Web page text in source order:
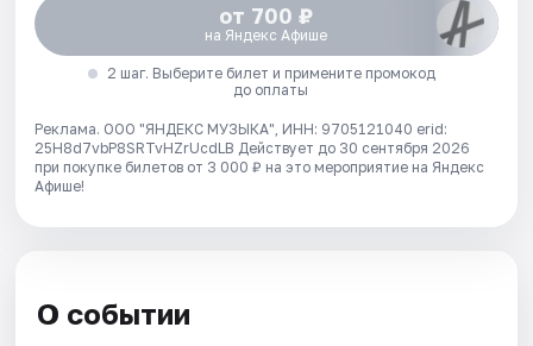
от 700 ₽
на Яндекс Афише
2 шаг. Выберите билет и примените промокод
до оплаты
Реклама. ООО "ЯНДЕКС МУЗЫКА", ИНН: 9705121040 erid:
25H8d7vbP8SRTvHZrUcdLB Действует до 30 сентября 2026
при покупке билетов от 3 000 ₽ на это мероприятие на Яндекс
Афише!
О событии